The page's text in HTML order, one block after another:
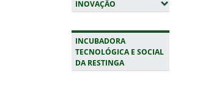
INOVAÇÃO (EXPANDIR SUBMENUS)
INCUBADORA
TECNOLÓGICA E SOCIAL
DA RESTINGA